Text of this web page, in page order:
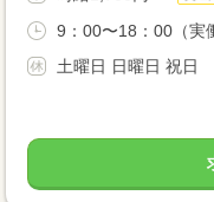
9：00〜18：00（実
土曜日 日曜日 祝日